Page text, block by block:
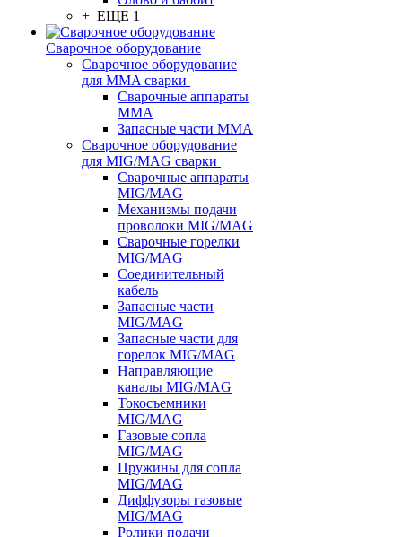
+ ЕЩЕ 1
Сварочное оборудование
Сварочное оборудование
для MMA сварки
Сварочные аппараты
MMA
Запасные части MMA
Сварочное оборудование
для MIG/MAG сварки
Сварочные аппараты
MIG/MAG
Механизмы подачи
проволоки MIG/MAG
Сварочные горелки
MIG/MAG
Соединительный
кабель
Запасные части
MIG/MAG
Запасные части для
горелок MIG/MAG
Направляющие
каналы MIG/MAG
Токосъемники
MIG/MAG
Газовые сопла
MIG/MAG
Пружины для сопла
MIG/MAG
Диффузоры газовые
MIG/MAG
Ролики подачи